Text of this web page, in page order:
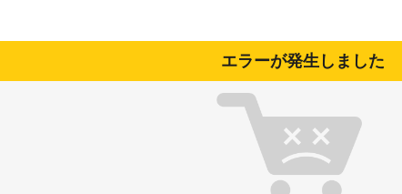
エラーが発生しました